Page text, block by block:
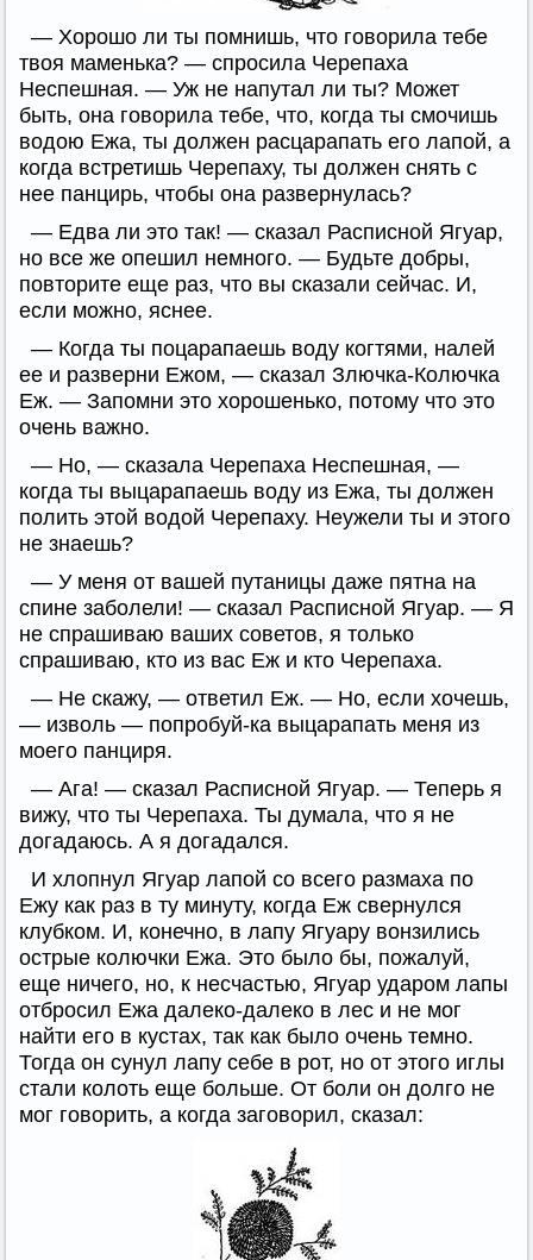
— Хорошо ли ты помнишь, что говорила тебе
твоя маменька? — спросила Черепаха
Неспешная. — Уж не напутал ли ты? Может
быть, она говорила тебе, что, когда ты смочишь
водою Ежа, ты должен расцарапать его лапой, а
когда встретишь Черепаху, ты должен снять с
нее панцирь, чтобы она развернулась?
— Едва ли это так! — сказал Расписной Ягуар,
но все же опешил немного. — Будьте добры,
повторите еще раз, что вы сказали сейчас. И,
если можно, яснее.
— Когда ты поцарапаешь воду когтями, налей
ее и разверни Ежом, — сказал Злючка-Колючка
Еж. — Запомни это хорошенько, потому что это
очень важно.
— Но, — сказала Черепаха Неспешная, —
когда ты выцарапаешь воду из Ежа, ты должен
полить этой водой Черепаху. Неужели ты и этого
не знаешь?
— У меня от вашей путаницы даже пятна на
спине заболели! — сказал Расписной Ягуар. — Я
не спрашиваю ваших советов, я только
спрашиваю, кто из вас Еж и кто Черепаха.
— Не скажу, — ответил Еж. — Но, если хочешь,
— изволь — попробуй-ка выцарапать меня из
моего панциря.
— Ага! — сказал Расписной Ягуар. — Теперь я
вижу, что ты Черепаха. Ты думала, что я не
догадаюсь. А я догадался.
И хлопнул Ягуар лапой со всего размаха по
Ежу как раз в ту минуту, когда Еж свернулся
клубком. И, конечно, в лапу Ягуару вонзились
острые колючки Ежа. Это было бы, пожалуй,
еще ничего, но, к несчастью, Ягуар ударом лапы
отбросил Ежа далеко-далеко в лес и не мог
найти его в кустах, так как было очень темно.
Тогда он сунул лапу себе в рот, но от этого иглы
стали колоть еще больше. От боли он долго не
мог говорить, а когда заговорил, сказал: